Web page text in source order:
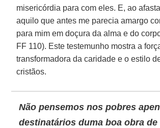
misericórdia para com eles. E, ao
aquilo que antes me parecia amargo
para mim em doçura da alma e do
FF 110). Este testemunho mostra a
transformadora da caridade e o estilo
cristãos.
Não pensemos nos pobres
destinatários duma boa obra de